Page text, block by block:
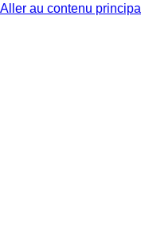
Aller au contenu principal